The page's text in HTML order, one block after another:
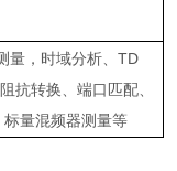
量，时域分析、TD
抗转换、端口匹配、
量混频器测量等